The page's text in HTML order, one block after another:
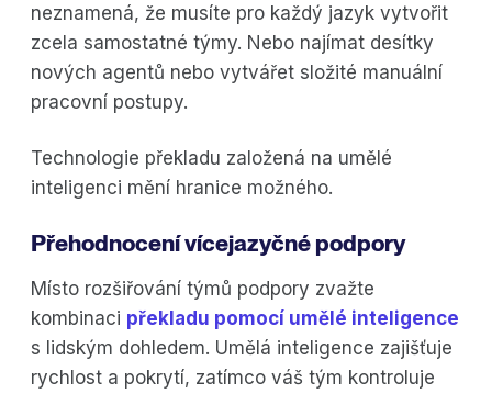
neznamená, že musíte pro každý jazyk vytvořit
zcela samostatné týmy. Nebo najímat desítky
nových agentů nebo vytvářet složité manuální
pracovní postupy.
Technologie překladu založená na umělé
inteligenci mění hranice možného.
Přehodnocení vícejazyčné podpory
Místo rozšiřování týmů podpory zvažte
kombinaci překladu pomocí umělé inteligence
s lidským dohledem. Umělá inteligence zajišťuje
rychlost a pokrytí, zatímco váš tým kontroluje